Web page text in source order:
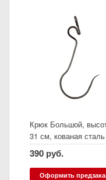
Крюк Большой,
31 см, кованая сталь
390 руб.
Оформить